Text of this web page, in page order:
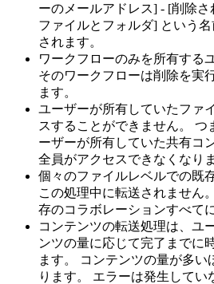
ーのメールアドレス] - [削除
ファイルとフォルダ] という
されます。
ワークフローのみを所有する
そのワークフローは削除を実
ます。
ユーザーが所有していたファ
スすることができません。 つ
ーザーが所有していた共有コ
全員がアクセスできなくなりま
個々のファイルレベルでの既
この処理中に転送されません
存のコラボレーションすべて
コンテンツの転送処理は、ユ
ンツの量に応じて完了までに
ます。 コンテンツの量が多い
ります。 エラーは発生してい